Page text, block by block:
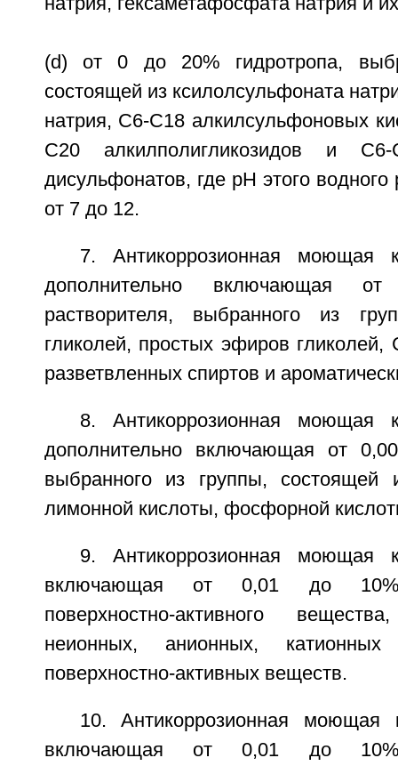
(d) от 0 до 20% гидротропа,
состоящей из ксилолсульфоната
натрия, С6-С18 алкилсульфоновых
С20 алкилполигликозидов и С6-
дисульфонатов, где рН этого водного
от 7 до 12.
7. Антикоррозионная моющая
дополнительно включающая
растворителя, выбранного из
гликолей, простых эфиров
разветвленных спиртов и
8. Антикоррозионная моющая
дополнительно включающая от
выбранного из группы, состоящей
лимонной кислоты, фосфорной
9. Антикоррозионная моющая
включающая от 0,01 до 10%
поверхностно-активного
неионных, анионных,
поверхностно-активных веществ.
10. Антикоррозионная моющая
включающая от 0,01 до 10%